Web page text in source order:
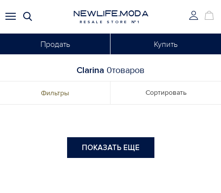
NEWLIFE.MODA
RESALE STORE №1
Продать Купить
Clarina 0товаров
Фильтры Сортировать
ПОКАЗАТЬ ЕЩЕ